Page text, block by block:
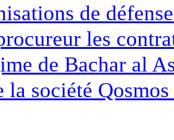
de
les
de Bachar al
la société